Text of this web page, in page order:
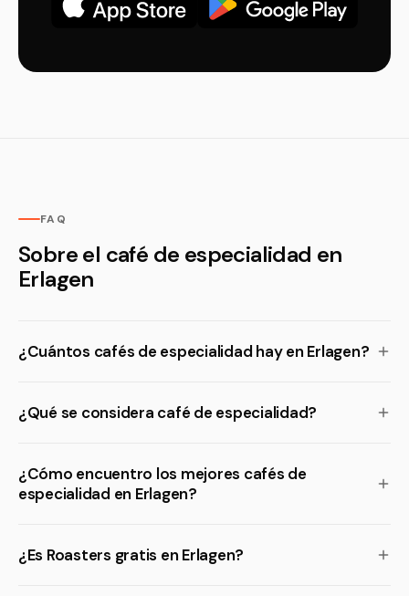
FAQ
Sobre el café de especialidad en
Erlagen
¿Cuántos cafés de especialidad hay en Erlagen?
¿Qué se considera café de especialidad?
¿Cómo encuentro los mejores cafés de
especialidad en Erlagen?
¿Es Roasters gratis en Erlagen?